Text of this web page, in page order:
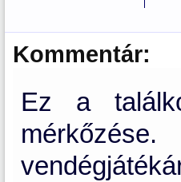
Kommentár:
Ez a